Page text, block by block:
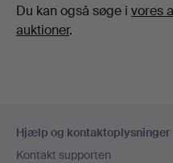
Du kan også søge i vores
auktioner.
Hjælp og kontaktoplysninger
Kontakt supporten